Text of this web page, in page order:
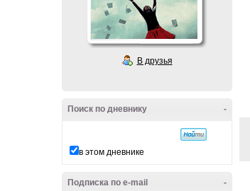
В друзья
-
Поиск по дневнику
в этом дневнике
-
Подписка по e-mail